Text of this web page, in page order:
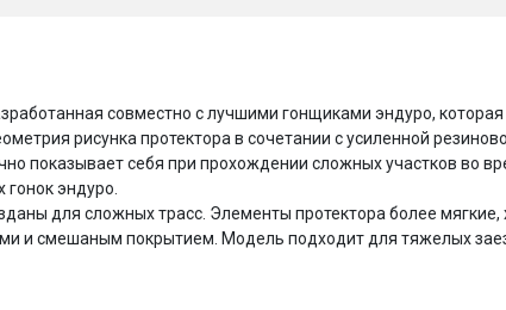
совместно с лучшими гонщиками эндуро,
рисунка протектора в сочетании с усиленной
показывает себя при прохождении сложных участков во
эндуро.
для сложных трасс. Элементы протектора более
и смешаным покрытием. Модель подходит для тяжелых